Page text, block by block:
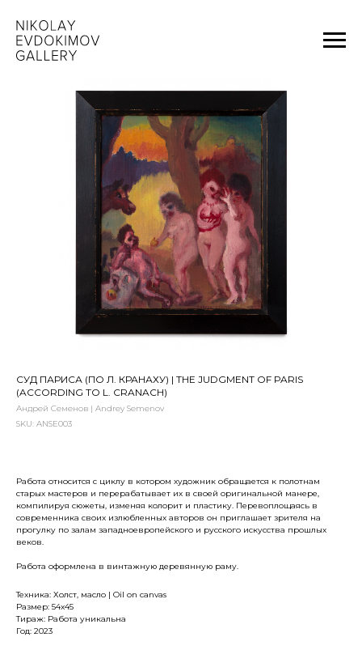
СУД ПАРИСА (ПО Л. КРАНАХУ) | THE JUDGMENT OF PARIS
(ACCORDING TO L. CRANACH)
Андрей Семенов | Andrey Semenov
SKU: ANSE003
Работа относится с циклу в котором художник обращается к полотнам
старых мастеров и перерабатывает их в своей оригинальной манере,
компилируя сюжеты, изменяя колорит и пластику. Перевоплощаясь в
современника своих излюбленных авторов он приглашает зрителя на
прогулку по залам западноевропейского и русского искусства прошлых
веков.
Работа оформлена в винтажную деревянную раму.
Техника: Холст, масло | Oil on canvas
Размер: 54x45
Тираж: Работа уникальна
Год: 2023